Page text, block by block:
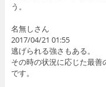
う。
名無しさん
2017/04/21 01:55
逃げられる強さもある。
その時の状況に応じた最
です。